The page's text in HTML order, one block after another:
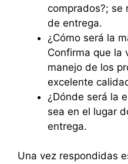
comprados?; se
de entrega.
¿Cómo será la
Confirma que la
manejo de los
excelente
¿Dónde será la
sea en el lugar
entrega.
Una vez respondidas